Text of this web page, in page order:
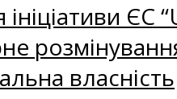
ініціативи ЄС
власність